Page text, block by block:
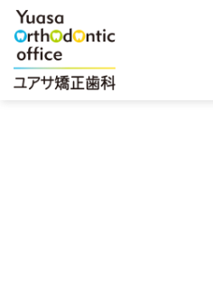
Skip
content